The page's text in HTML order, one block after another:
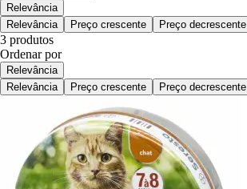
Relevância
Relevância
Preço crescente Preço decrescente
3 produtos
Ordenar por
Relevância
Relevância
Preço crescente Preço decrescente